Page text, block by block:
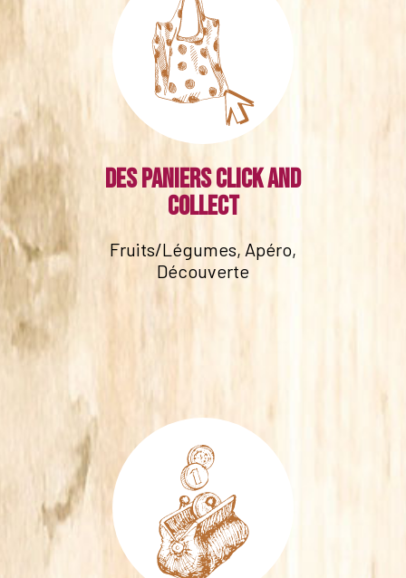
Des paniers click and
collect
Fruits/Légumes, Apéro,
Découverte